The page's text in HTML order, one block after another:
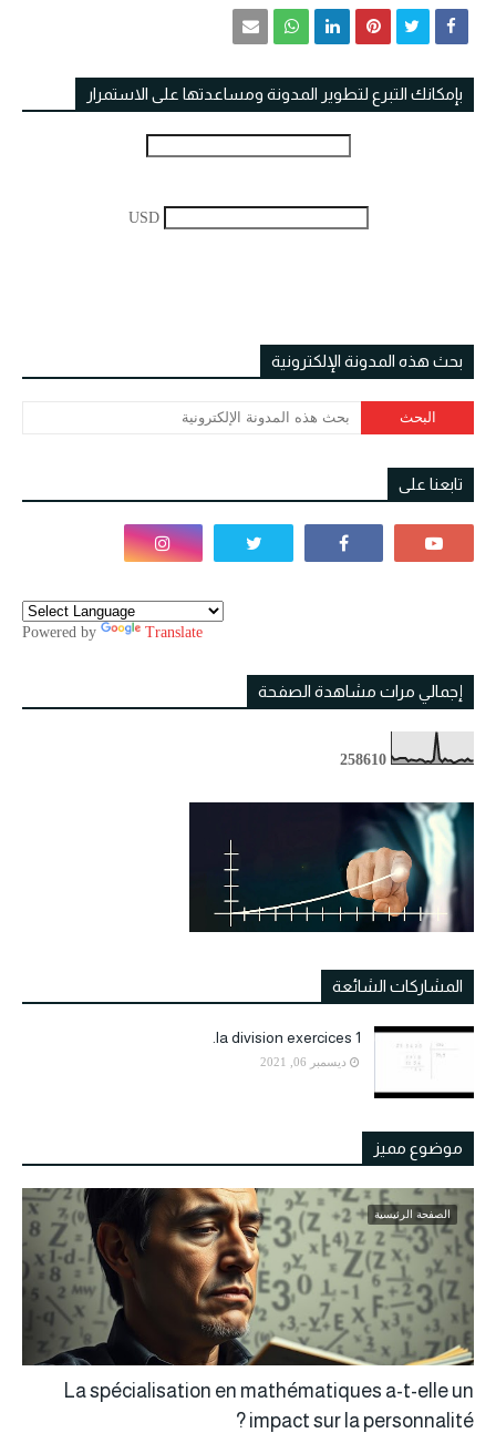
بإمكانك التبرع لتطوير المدونة ومساعدتها على الاستمرار
USD
بحث هذه المدونة الإلكترونية
تابعنا على
Powered by Translate
إجمالي مرات مشاهدة الصفحة
258610
المشاركات الشائعة
la division exercices 1.
ديسمبر 06, 2021
موضوع مميز
الصفحة الرئيسية
La spécialisation en mathématiques a-t-elle un
impact sur la personnalité ?